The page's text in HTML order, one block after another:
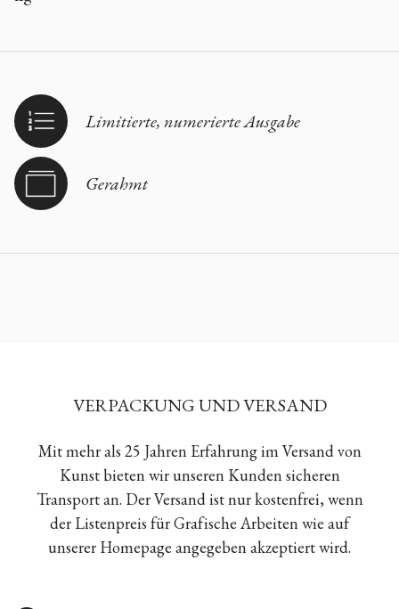
Limitierte, numerierte Ausgabe
Gerahmt
VERPACKUNG UND VERSAND
Mit mehr als 25 Jahren Erfahrung im Versand von
Kunst bieten wir unseren Kunden sicheren
Transport an. Der Versand ist nur kostenfrei, wenn
der Listenpreis für Grafische Arbeiten wie auf
unserer Homepage angegeben akzeptiert wird.